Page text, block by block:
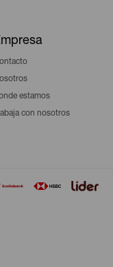
estamos
con nosotros